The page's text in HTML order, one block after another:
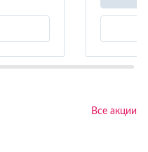
Все акции